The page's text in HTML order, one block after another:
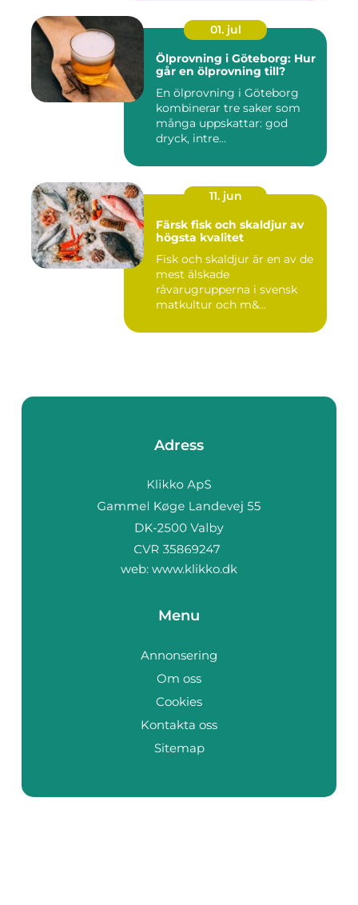
01. jul
Ölprovning i Göteborg: Hur
går en ölprovning till?
En ölprovning i Göteborg
kombinerar tre saker som
många uppskattar: god
dryck, intre...
11. jun
Färsk fisk och skaldjur av
högsta kvalitet
Fisk och skaldjur är en av de
mest älskade
råvarugrupperna i svensk
matkultur och m&...
Adress
web: www.klikko.dk
Menu
Annonsering
Om oss
Cookies
Kontakta oss
Sitemap